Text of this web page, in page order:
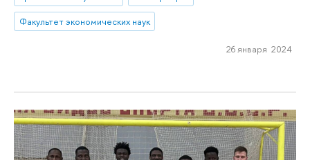
Факультет экономических наук
26 января 2024